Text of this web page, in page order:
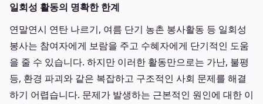
일회성 활동의 명확한 한계
연말연시 연탄 나르기, 여름 단기 농촌 봉사활동 등 일회성
봉사는 참여자에게 보람을 주고 수혜자에게 단기적인 도움
을 줄 수 있습니다. 하지만 이러한 활동만으로는 가난, 불평
등, 환경 파괴와 같은 복잡하고 구조적인 사회 문제를 해결
하기 어렵습니다. 문제가 발생하는 근본적인 원인에 대한 이